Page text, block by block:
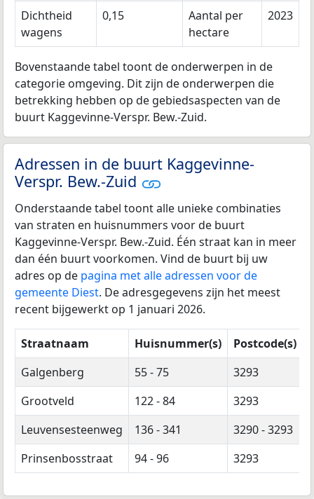
Dichtheid
wagens
0,15
Aantal per
hectare
2023
Bovenstaande tabel toont de onderwerpen in de
categorie omgeving. Dit zijn de onderwerpen die
betrekking hebben op de gebiedsaspecten van de
buurt Kaggevinne-Verspr. Bew.-Zuid.
Adressen in de buurt Kaggevinne-
Verspr. Bew.-Zuid
Onderstaande tabel toont alle unieke combinaties
van straten en huisnummers voor de buurt
Kaggevinne-Verspr. Bew.-Zuid. Één straat kan in meer
dan één buurt voorkomen. Vind de buurt bij uw
adres op de pagina met alle adressen voor de
gemeente Diest. De adresgegevens zijn het meest
recent bijgewerkt op 1 januari 2026.
Straatnaam Huisnummer(s)
Postcode(s)
Galgenberg
55 - 75
3293
Grootveld
122 - 84
3293
Leuvensesteenweg
136 - 341
3290 - 3293
Prinsenbosstraat
94 - 96 3293